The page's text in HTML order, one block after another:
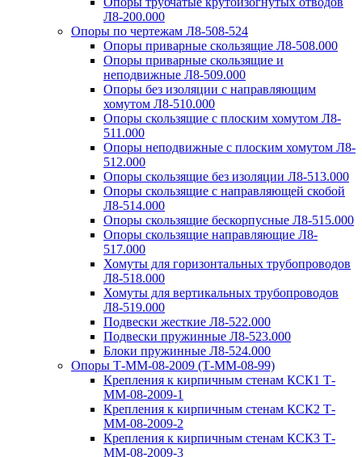
Л8-200.000
Опоры по чертежам Л8-508-524
Опоры приварные скользящие Л8-508.000
Опоры приварные скользящие и
неподвижные Л8-509.000
Опоры без изоляции с направляющим
хомутом Л8-510.000
Опоры скользящие с плоским хомутом Л8-
511.000
Опоры неподвижные с плоским хомутом Л8-
512.000
Опоры скользящие без изоляции Л8-513.000
Опоры скользящие с направляющей скобой
Л8-514.000
Опоры скользящие бескорпусные Л8-515.000
Опоры скользящие направляющие Л8-
517.000
Хомуты для горизонтальных трубопроводов
Л8-518.000
Хомуты для вертикальных трубопроводов
Л8-519.000
Подвески жесткие Л8-522.000
Подвески пружинные Л8-523.000
Блоки пружинные Л8-524.000
Опоры Т-ММ-08-2009 (Т-ММ-08-99)
Крепления к кирпичным стенам КСК1 Т-
ММ-08-2009-1
Крепления к кирпичным стенам КСК2 Т-
ММ-08-2009-2
Крепления к кирпичным стенам КСК3 Т-
ММ-08-2009-3